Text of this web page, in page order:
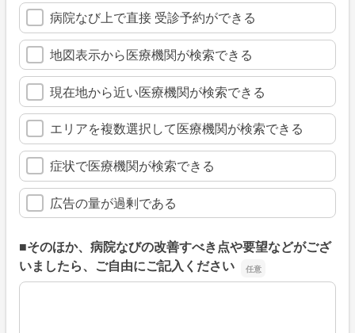
病院なび上で直接 受診予約ができる
地図表示から医療機関が検索できる
現在地から近い医療機関が検索できる
エリアを複数選択して医療機関が検索できる
症状で医療機関が検索できる
広告の量が過剰である
■そのほか、病院なびの改善すべき点や要望などがござ
いましたら、ご自由にご記入ください
■そのほか、病院なびの改善すべき点や要望などがござい